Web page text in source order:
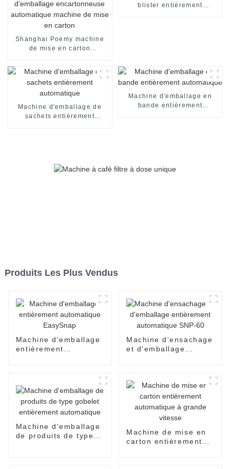
Shanghai Poemy machine
de mise en carton
d'emballage encartonneuse
automatique machine de
mise en carton
blister entièrement
Machine d'emballage de
sachets entièrement
Machine d'emballage en
bande entièrement
Produits Les Plus Vendus
Machine d'emballage
entièrement
Machine d'ensachage
et d'emballage
Machine d'emballage
de produits de type
Machine de mise en
carton entièrement